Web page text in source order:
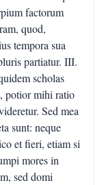
factorum
quod,
tempora sua
partiatur. III.
scholas
potior mihi ratio
Sed mea
sunt: neque
et fieri, etiam si
mores in
sed domi